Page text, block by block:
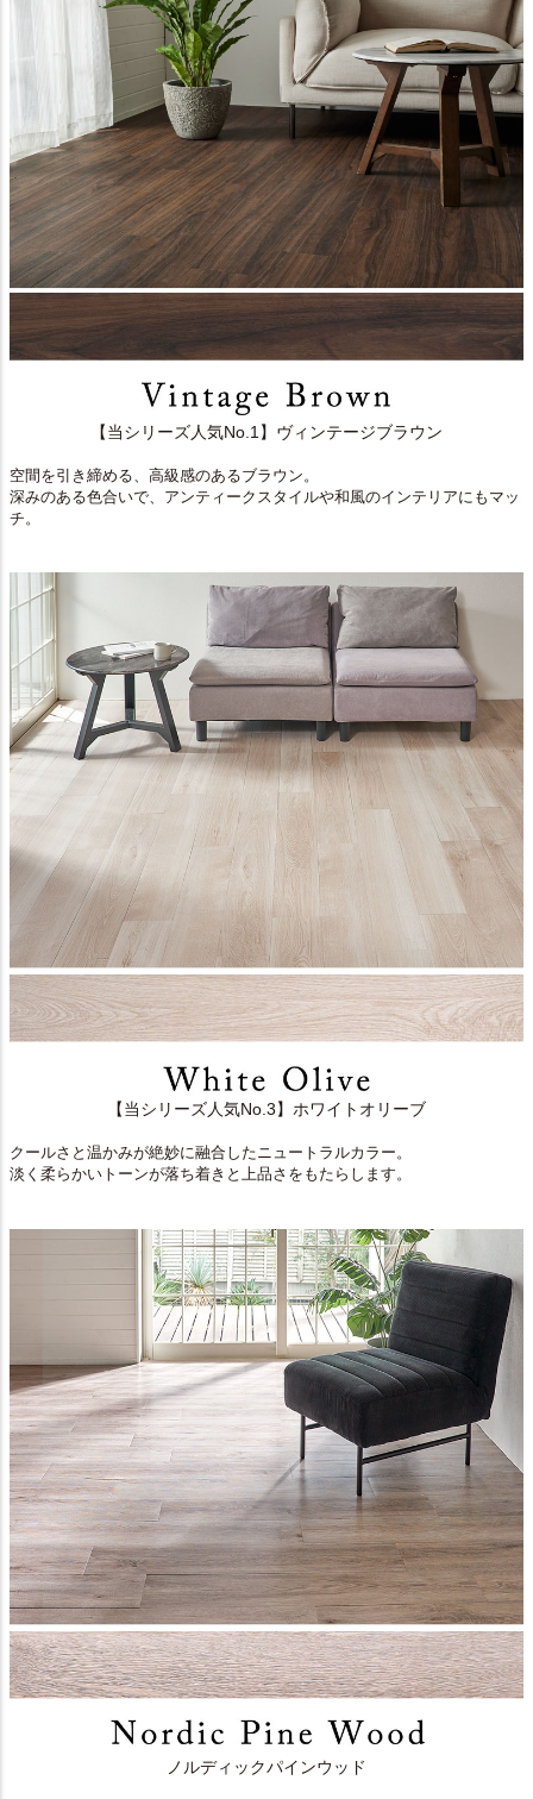
【当シリーズ人気No.1】ヴィンテージブラウン
空間を引き締める、高級感のあるブラウン。
深みのある色合いで、アンティークスタイルや和風のインテリアにもマッ
チ。
【当シリーズ人気No.3】ホワイトオリーブ
クールさと温かみが絶妙に融合したニュートラルカラー。
淡く柔らかいトーンが落ち着きと上品さをもたらします。
ノルディックパインウッド